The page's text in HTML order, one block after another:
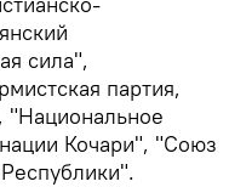
сила",
партия,
"Национальное
Кочари", "Союз